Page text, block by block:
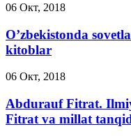
06 Окт, 2018
O’zbekistonda
kitoblar
06 Окт, 2018
Abdurauf Fitrat.
Fitrat va millat